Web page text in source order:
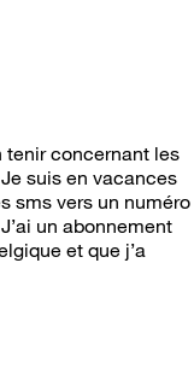
tenir concernant les
suis en vacances
sms vers un numéro
un abonnement
et que j’a